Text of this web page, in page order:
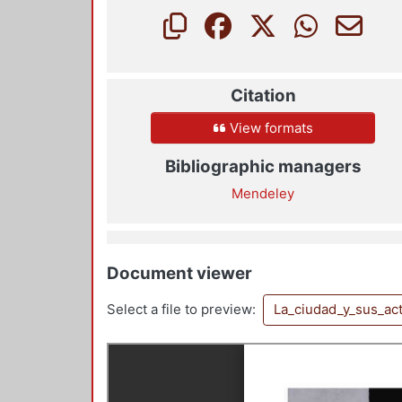
Citation
View formats
Bibliographic managers
Mendeley
Document viewer
Select a file to preview: